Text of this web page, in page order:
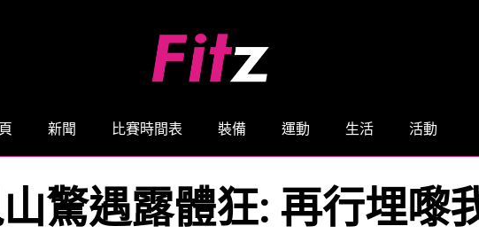
新聞 比賽時間表 裝備 運動 生活 活動
驚遇露體狂: 再行埋嚟